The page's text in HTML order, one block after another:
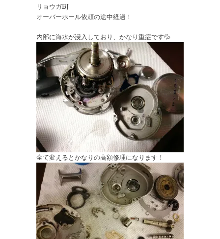
リョウガBJ
オーバーホール依頼の途中経過！
内部に海水が浸入しており、かなり重症です💦
全て変えるとかなりの高額修理になります！